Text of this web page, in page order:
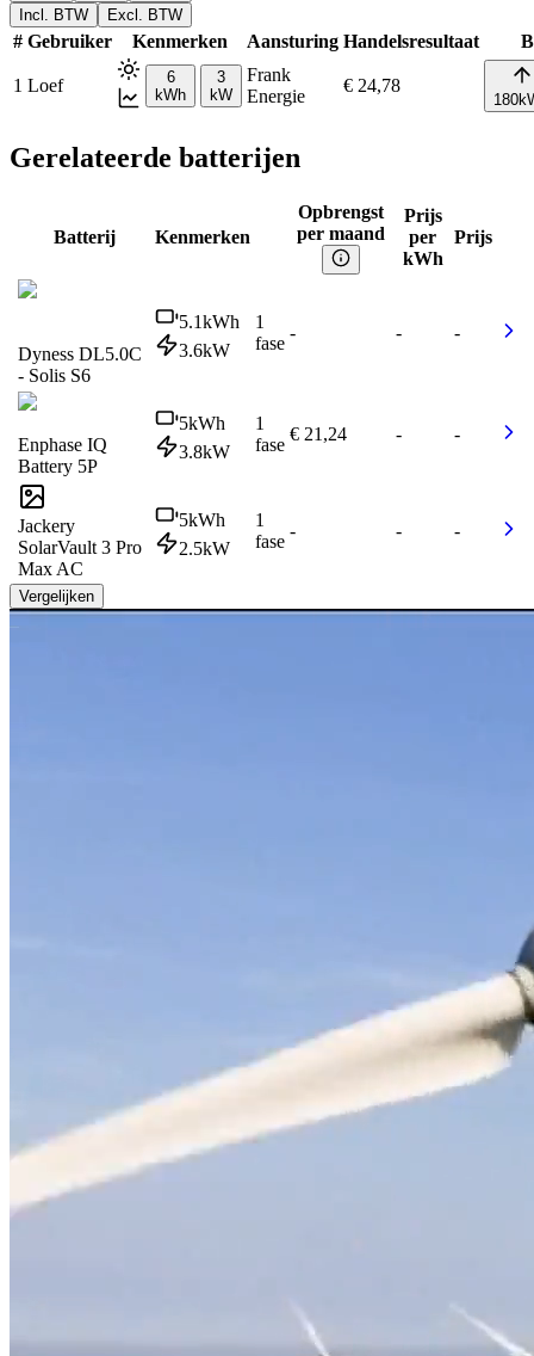
Incl. BTW
Excl. BTW
# Gebruiker Kenmerken Aansturing Handelsresultaat
1 Loef
6
kWh
3
kW
Frank
Energie
€ 24,78
180
Gerelateerde batterijen
Batterij Kenmerken
Opbrengst
per maand
Prijs
per
kWh
Prijs
Dyness DL5.0C
- Solis S6
5.1kWh
3.6kW
1
fase
- - -
Enphase IQ
Battery 5P
5kWh
3.8kW
1
fase
€ 21,24 - -
Jackery
SolarVault 3 Pro
Max AC
5kWh
2.5kW
1
fase
- - -
Vergelijken